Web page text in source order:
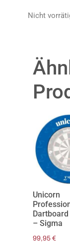
Nicht
Unicorn
– Sigma
99,95 €